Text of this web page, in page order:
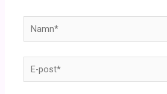
Namn*
E-
post*